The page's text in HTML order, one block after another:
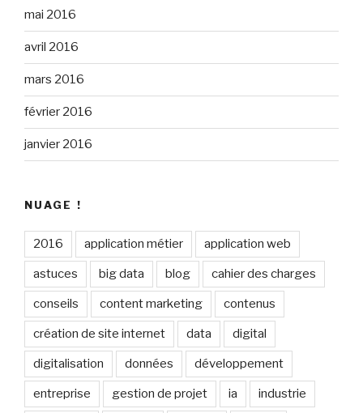
mai 2016
avril 2016
mars 2016
février 2016
janvier 2016
NUAGE !
2016 application métier application web
astuces big data blog cahier des charges
conseils content marketing contenus
création de site internet data digital
digitalisation données développement
entreprise gestion de projet ia industrie